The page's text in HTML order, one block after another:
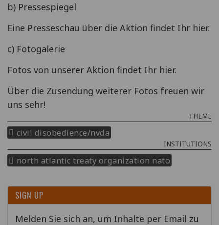
b) Pressespiegel
Eine Presseschau über die Aktion findet Ihr hier.
c) Fotogalerie
Fotos von unserer Aktion findet Ihr hier.
Über die Zusendung weiterer Fotos freuen wir
uns sehr!
THEME
civil disobedience/nvda
INSTITUTIONS
north atlantic treaty organization nato
SIGN UP
Melden Sie sich an, um Inhalte per Email zu